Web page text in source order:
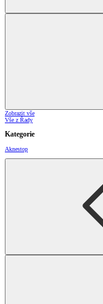
Zobrazit vše
Vše z Řady
Kategorie
Aknestop